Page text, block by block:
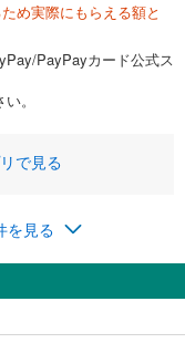
4,780万円
入力してくださ
です。
万円
ださい。
て異なります。
め実際にもらえる額と
PayPayカード公式ス
。
で見る
を見る